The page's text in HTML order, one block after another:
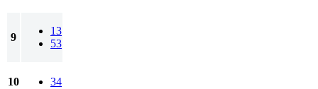
9
13
53
10 34